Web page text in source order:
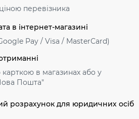
перевізника
в інтернет-магазині
Pay / Visa / MasterСard)
карткою в магазинах або у
Пошта"
розрахунок для юридичних осіб